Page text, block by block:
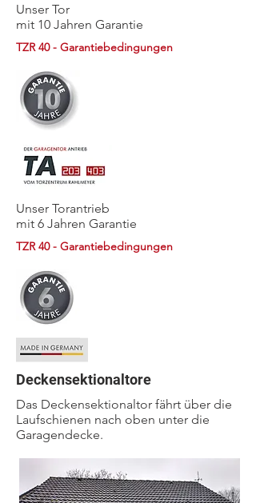
Unser Tor
mit 10 Jahren Garantie
TZR 40 - Garantiebedingungen
Unser Torantrieb
mit 6 Jahren Garantie
TZR 40 - Garantiebedingungen
Deckensektionaltore
Das Deckensektionaltor fährt über die
Laufschienen nach oben unter die
Garagendecke.